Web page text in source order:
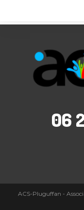
06
ACS-Pluguffan -